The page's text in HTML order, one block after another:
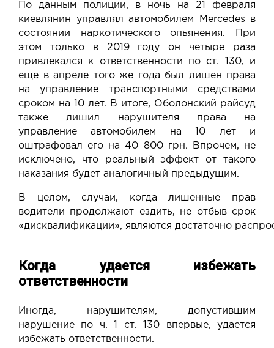
По данным полиции, в ночь на 21 февраля
киевлянин управлял автомобилем Mercedes в
состоянии наркотического опьянения. При
этом только в 2019 году он четыре раза
привлекался к ответственности по ст. 130, и
еще в апреле того же года был лишен права
на управление транспортными средствами
сроком на 10 лет. В итоге, Оболонский райсуд
также лишил нарушителя права на
управление автомобилем на 10 лет и
оштрафовал его на 40 800 грн. Впрочем, не
исключено, что реальный эффект от такого
наказания будет аналогичный предыдущим.
В целом, случаи, когда лишенные прав
водители продолжают ездить, не отбыв срок
«дисквалификации», являются достаточно
Когда удается избежать
ответственности
Иногда, нарушителям, допустившим
нарушение по ч. 1 ст. 130 впервые, удается
избежать ответственности.